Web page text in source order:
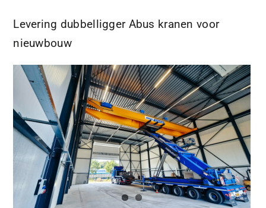
Levering dubbelligger Abus kranen voor
nieuwbouw